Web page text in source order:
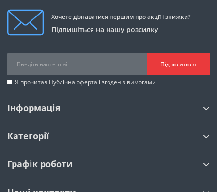
Хочете дізнаватися першим про акції і знижки?
Підпишіться на нашу розсилку
Підписатися
Я прочитав Публічна оферта і згоден з вимогами
Інформація
Категорії
Графік роботи